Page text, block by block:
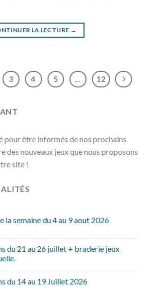
LA LECTURE →
3 4 5 … 12
pour être informés de nos prochains
des nouveaux jeux que nous proposons
site !
la semaine du 4 au 9 aout 2026
du 21 au 26 juillet + braderie jeux
du 14 au 19 Juillet 2026